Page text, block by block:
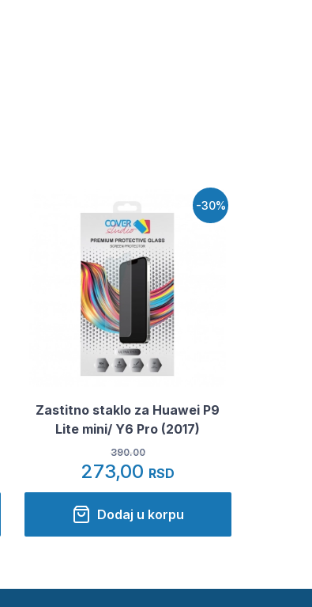
-30%
Zastitno staklo za Huawei P9
Lite mini/ Y6 Pro (2017)
390.00
273,00 RSD
Dodaj u korpu